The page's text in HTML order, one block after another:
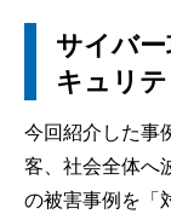
サイバ
キュリ
今回紹介した事
客、社会全体へ
の被害事例を「